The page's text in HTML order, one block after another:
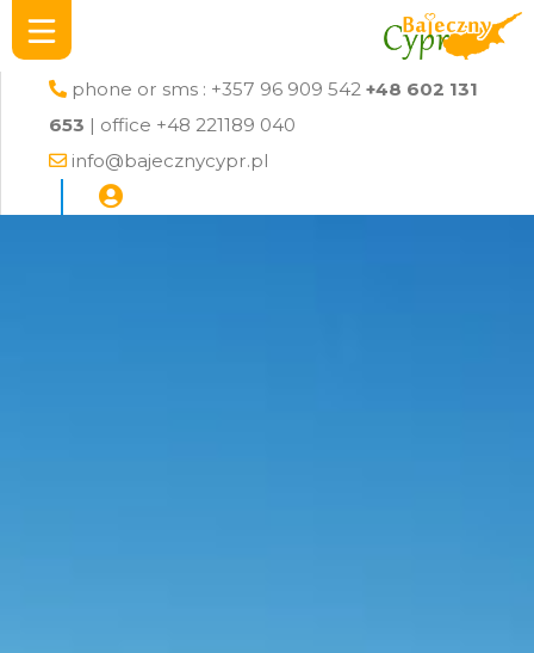
phone or sms : +357 96 909 542 +48 602 131
653 | office +48 221189 040
info@bajecznycypr.pl